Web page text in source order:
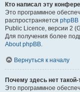
Кто написал эту
Это программное
распространяется phpBB
Public Licence, версии 2
Для получения более
About phpBB.
Вернуться к началу
Почему здесь нет
Это программное